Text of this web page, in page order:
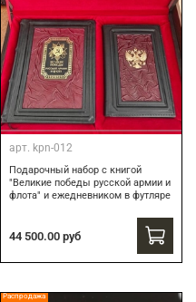
арт. kpn-012
Подарочный набор c книгой
"Великие победы русской армии и
флота" и ежедневником в футляре
44 500.00 руб
Распродажа